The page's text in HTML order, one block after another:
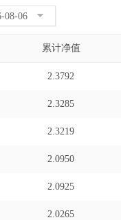
累计净值
2.3792
2.3285
2.3219
2.0950
2.0925
2.0265